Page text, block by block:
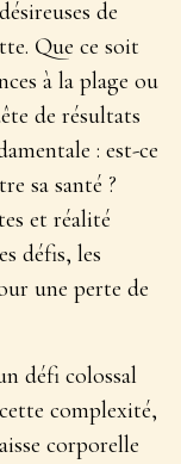
de
Que ce soit
à la plage ou
de résultats
: est-ce
sa santé ?
et réalité
défis, les
une perte de
défi colossal
complexité,
corporelle